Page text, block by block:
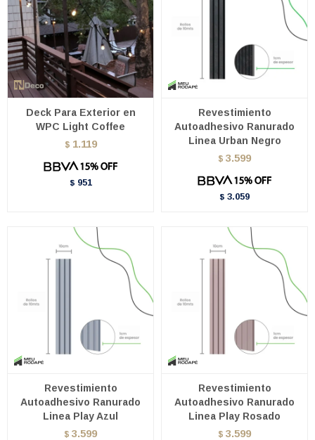
Deck Para Exterior en
WPC Light Coffee
$ 1.119
$ 951
Revestimiento
Autoadhesivo Ranurado
Linea Urban Negro
$ 3.599
$ 3.059
Revestimiento
Autoadhesivo Ranurado
Linea Play Azul
$ 3.599
Revestimiento
Autoadhesivo Ranurado
Linea Play Rosado
$ 3.599